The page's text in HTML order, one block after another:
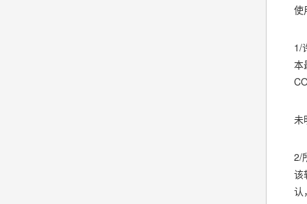
使
1/
本
未
2/
该
认